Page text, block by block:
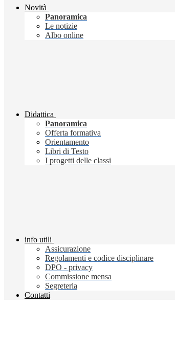
Novità
Panoramica
Le notizie
Albo online
Didattica
Panoramica
Offerta formativa
Orientamento
Libri di Testo
I progetti delle classi
info utili
Assicurazione
Regolamenti e codice disciplinare
DPO - privacy
Commissione mensa
Segreteria
Contatti